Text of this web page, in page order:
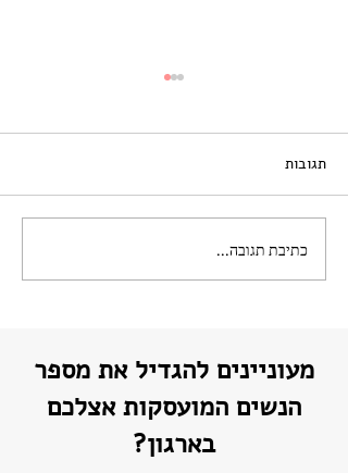
כנס נשים בהייטק בישראל
2025: מצגות
תגובות
כתיבת תגובה...
מעוניינים להגדיל את מספר
הנשים המועסקות אצלכם
בארגון?